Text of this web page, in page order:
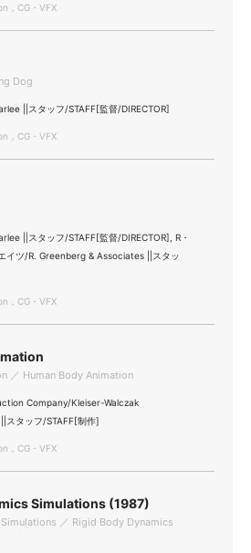
，CG・VFX
Dog
||スタッフ/STAFF[監督/DIRECTOR]
，CG・VFX
||スタッフ/STAFF[監督/DIRECTOR], R・
イツ/R. Greenberg & Associates ||スタッ
，CG・VFX
／ Human Body Animation
Company/Kleiser-Walczak
タッフ/STAFF[制作]
，CG・VFX
Simulations (1987)
／ Rigid Body Dynamics